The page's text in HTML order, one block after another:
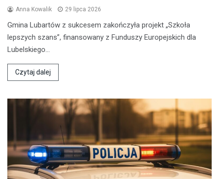
Anna Kowalik 29 lipca 2026
Gmina Lubartów z sukcesem zakończyła projekt „Szkoła
lepszych szans”, finansowany z Funduszy Europejskich dla
Lubelskiego…
Czytaj dalej